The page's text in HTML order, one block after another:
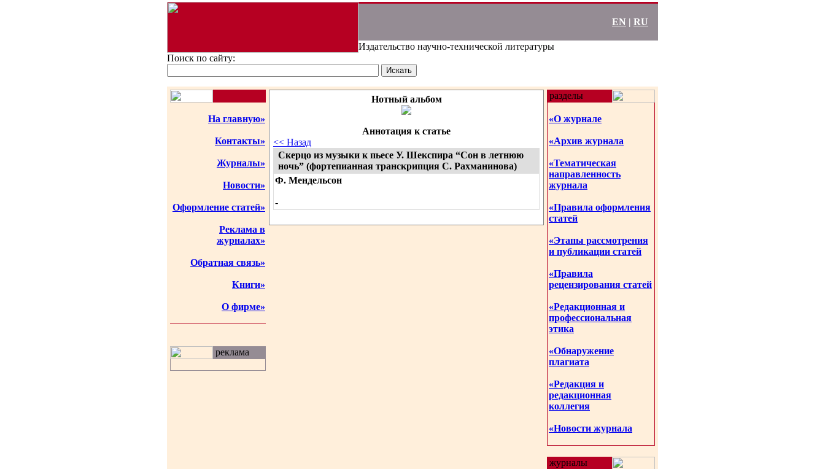
EN | RU
Издательство научно-технической литературы
Поиск по сайту:
На главную»
Контакты»
Журналы»
Новости»
Оформление статей»
Реклама в
журналах»
Обратная связь»
Книги»
О фирме»
реклама
Нотный альбом
Аннотация к статье
<< Назад
Скерцо из музыки к пьесе У. Шекспира “Сон в летнюю
ночь” (фортепианная транскрипция С. Рахманинова)
Ф. Мендельсон
-
разделы
«О журнале
«Архив журнала
«Тематическая
направленность
журнала
«Правила оформления
статей
«Этапы рассмотрения
и публикации статей
«Правила
рецензирования статей
«Редакционная и
профессиональная
этика
«Обнаружение
плагиата
«Редакция и
редакционная
коллегия
«Новости журнала
журналы